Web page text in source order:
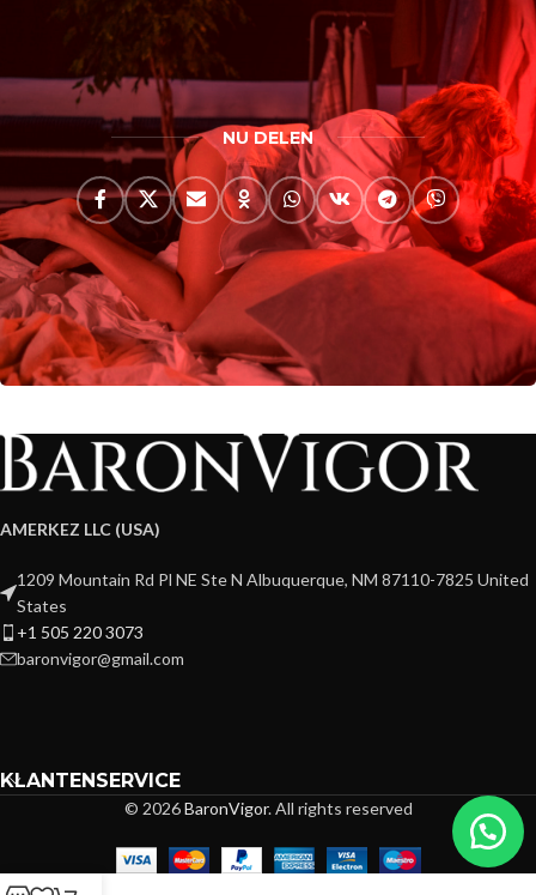
NU DELEN
AMERKEZ LLC (USA)
1209 Mountain Rd Pl NE Ste N Albuquerque, NM 87110-7825 United
States
+1 505 220 3073
baronvigor@gmail.com
KLANTENSERVICE
© 2026BaronVigor. All rights reserved